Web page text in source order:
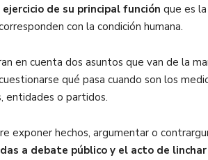
de su principal función que es
con la condición humana.
en cuenta dos asuntos que van de la
qué pasa cuando son los
entidades o partidos.
exponer hechos, argumentar o
a debate público y el acto de